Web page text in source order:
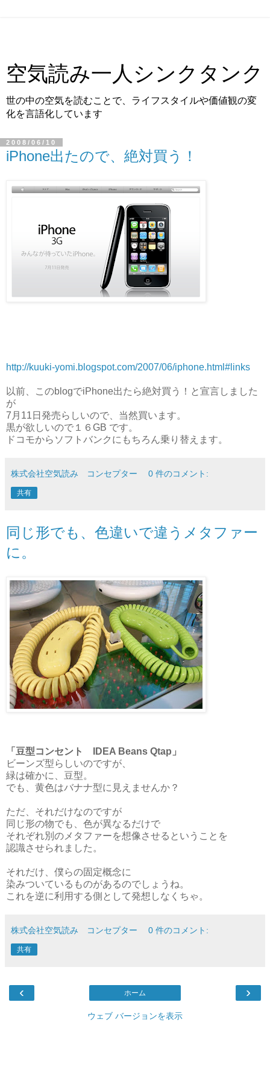
空気読み一人シンクタンク
世の中の空気を読むことで、ライフスタイルや価値観の変
化を言語化しています
2008/06/10
iPhone出たので、絶対買う！
http://kuuki-yomi.blogspot.com/2007/06/iphone.html#links
以前、このblogでiPhone出たら絶対買う！と宣言しました
が
7月11日発売らしいので、当然買います。
黒が欲しいので１６GB です。
ドコモからソフトバンクにもちろん乗り替えます。
株式会社空気読み コンセプター 0 件のコメント:
共有
同じ形でも、色違いで違うメタファー
に。
「豆型コンセント IDEA Beans Qtap」
ビーンズ型らしいのですが、
緑は確かに、豆型。
でも、黄色はバナナ型に見えませんか？
ただ、それだけなのですが
同じ形の物でも、色が異なるだけで
それぞれ別のメタファーを想像させるということを
認識させられました。
それだけ、僕らの固定概念に
染みついているものがあるのでしょうね。
これを逆に利用する側として発想しなくちゃ。
株式会社空気読み コンセプター 0 件のコメント:
共有
‹ ›
ホーム
ウェブ バージョンを表示